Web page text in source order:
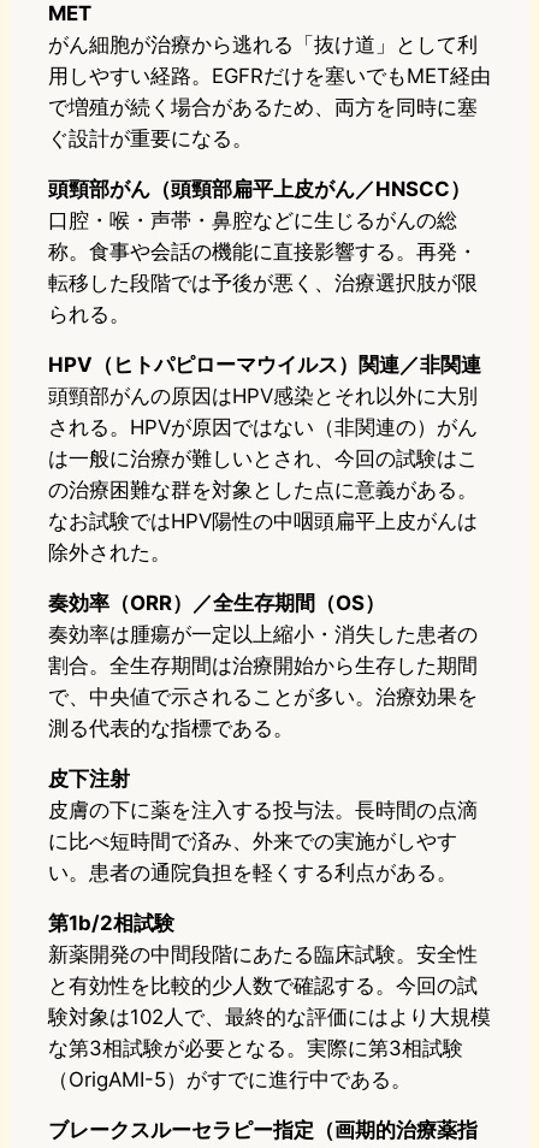
MET
がん細胞が治療から逃れる「抜け道」として利
用しやすい経路。EGFRだけを塞いでもMET経由
で増殖が続く場合があるため、両方を同時に塞
ぐ設計が重要になる。
頭頸部がん（頭頸部扁平上皮がん／HNSCC）
口腔・喉・声帯・鼻腔などに生じるがんの総
称。食事や会話の機能に直接影響する。再発・
転移した段階では予後が悪く、治療選択肢が限
られる。
HPV（ヒトパピローマウイルス）関連／非関連
頭頸部がんの原因はHPV感染とそれ以外に大別
される。HPVが原因ではない（非関連の）がん
は一般に治療が難しいとされ、今回の試験はこ
の治療困難な群を対象とした点に意義がある。
なお試験ではHPV陽性の中咽頭扁平上皮がんは
除外された。
奏効率（ORR）／全生存期間（OS）
奏効率は腫瘍が一定以上縮小・消失した患者の
割合。全生存期間は治療開始から生存した期間
で、中央値で示されることが多い。治療効果を
測る代表的な指標である。
皮下注射
皮膚の下に薬を注入する投与法。長時間の点滴
に比べ短時間で済み、外来での実施がしやす
い。患者の通院負担を軽くする利点がある。
第1b/2相試験
新薬開発の中間段階にあたる臨床試験。安全性
と有効性を比較的少人数で確認する。今回の試
験対象は102人で、最終的な評価にはより大規模
な第3相試験が必要となる。実際に第3相試験
（OrigAMI-5）がすでに進行中である。
ブレークスルーセラピー指定（画期的治療薬指